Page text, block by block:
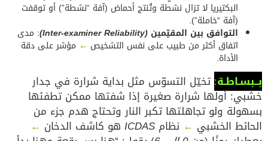
البكتيريا لا تزال نشطة وتُنتج أحماض (آفة “نشطة”) أو توقفت
(آفة “خاملة”).
التوافق بين المقيّمين (Inter-examiner Reliability) : مدى
اتفاق أكثر من طبيب على نفس التشخيص ← مؤشر على دقة
الأداة.
بــبسـاطـة: تخيّل التسوّس مثل بداية شرارة في جدار
خشبي: أولها شرارة صغيرة إذا شفتها ممكن تطفئها
بسهولة ولو تجاهلتها تكبر النار وتحتاج هدم جزء من
الحائط الخشبي ← نظام ICDAS هو كاشف الدخان ←